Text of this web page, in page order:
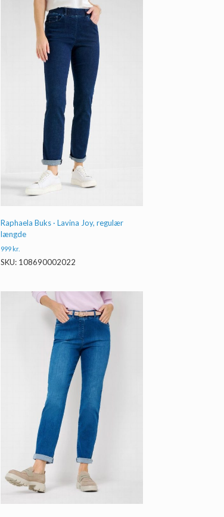
Raphaela Buks · Lavina Joy, regulær
længde
999kr.
SKU: 108690002022